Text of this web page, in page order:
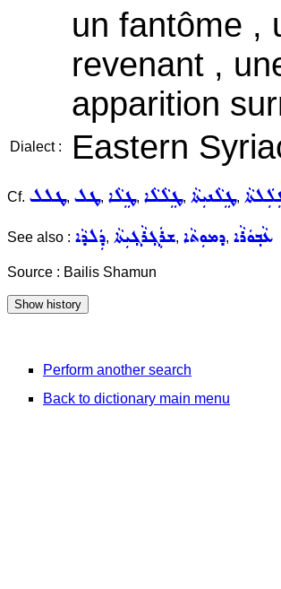
un fantôme ,
revenant ,
apparition
Dialect : Eastern
Cf. ܛܠܠ, ܛܠ, ܛܸܠܵܐ, ܛܸܠܵܠܵܐ, ܛܸܠܵܢܝܼܬܵܐ,
See also : ܕܲܠܕܵܐ, ܫܪܲܓ݂ܪܵܓ݂ܝܼܬܵܐ, ܕܡܘܼܬܵܐ, ܥܵܒ݂ܘܿܪܵܐ
Source : Bailis Shamun
Perform another search
Back to dictionary main menu